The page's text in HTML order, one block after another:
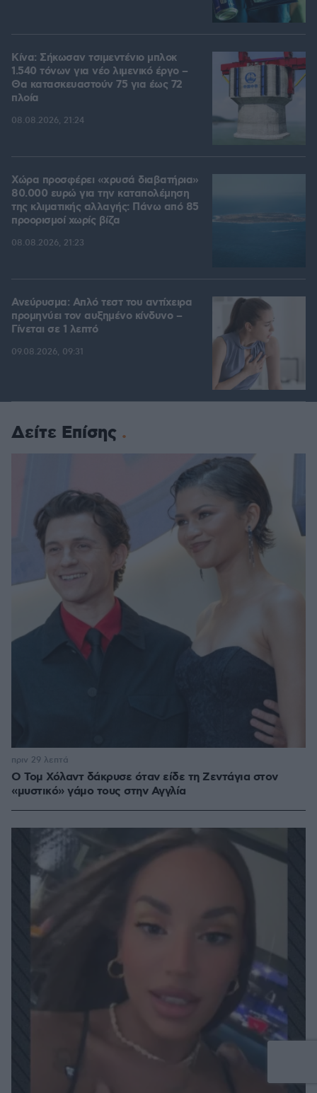
Κίνα: Σήκωσαν τσιμεντένιο μπλοκ
1.540 τόνων για νέο λιμενικό έργο –
Θα κατασκευαστούν 75 για έως 72
πλοία
08.08.2026, 21:24
Χώρα προσφέρει «χρυσά διαβατήρια»
80.000 ευρώ για την καταπολέμηση
της κλιματικής αλλαγής: Πάνω από 85
προορισμοί χωρίς βίζα
08.08.2026, 21:23
Ανεύρυσμα: Απλό τεστ του αντίχειρα
προμηνύει τον αυξημένο κίνδυνο –
Γίνεται σε 1 λεπτό
09.08.2026, 09:31
Δείτε Επίσης
Ο Τομ Χόλαντ δάκρυσε όταν είδε τη Ζεντάγια στον
«μυστικό» γάμο τους στην Αγγλία
πριν 29 λεπτά